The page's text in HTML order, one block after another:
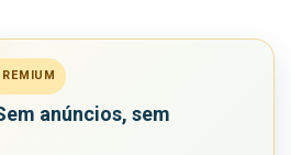
anúncios, sem